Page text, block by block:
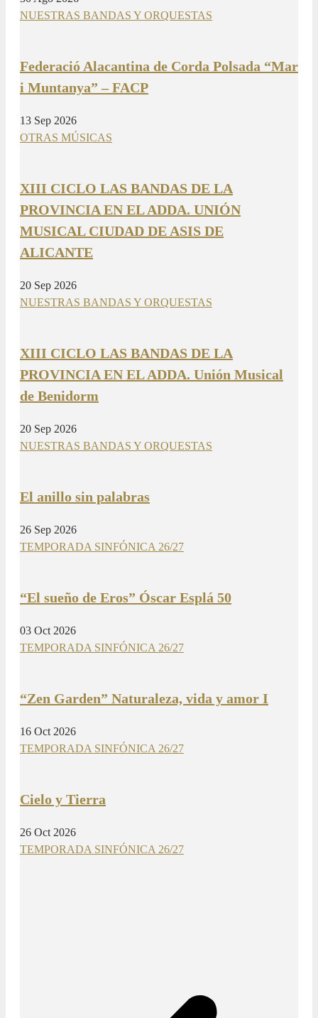
NUESTRAS BANDAS Y ORQUESTAS
Federació Alacantina de Corda Polsada “Mar
i Muntanya” – FACP
13 Sep 2026
OTRAS MÚSICAS
XIII CICLO LAS BANDAS DE LA
PROVINCIA EN EL ADDA. UNIÓN
MUSICAL CIUDAD DE ASIS DE
ALICANTE
20 Sep 2026
NUESTRAS BANDAS Y ORQUESTAS
XIII CICLO LAS BANDAS DE LA
PROVINCIA EN EL ADDA. Unión Musical
de Benidorm
20 Sep 2026
NUESTRAS BANDAS Y ORQUESTAS
El anillo sin palabras
26 Sep 2026
TEMPORADA SINFÓNICA 26/27
“El sueño de Eros” Óscar Esplá 50
03 Oct 2026
TEMPORADA SINFÓNICA 26/27
“Zen Garden” Naturaleza, vida y amor I
16 Oct 2026
TEMPORADA SINFÓNICA 26/27
Cielo y Tierra
26 Oct 2026
TEMPORADA SINFÓNICA 26/27